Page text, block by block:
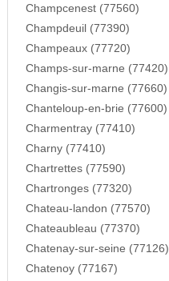
Champcenest (77560)
Champdeuil (77390)
Champeaux (77720)
Champs-sur-marne (77420)
Changis-sur-marne (77660)
Chanteloup-en-brie (77600)
Charmentray (77410)
Charny (77410)
Chartrettes (77590)
Chartronges (77320)
Chateau-landon (77570)
Chateaubleau (77370)
Chatenay-sur-seine (77126)
Chatenoy (77167)